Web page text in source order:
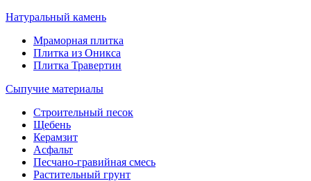
Натуральный камень
Мраморная плитка
Плитка из Оникса
Плитка Травертин
Сыпучие материалы
Строительный песок
Щебень
Керамзит
Асфальт
Песчано-гравийная смесь
Растительный грунт